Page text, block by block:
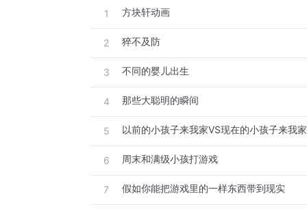
1 方块轩动画
2 猝不及防
3 不同的婴儿出生
4 那些大聪明的瞬间
5 以前的小孩子来我家VS现在的小孩子来我家
6 周末和满级小孩打游戏
7 假如你能把游戏里的一样东西带到现实